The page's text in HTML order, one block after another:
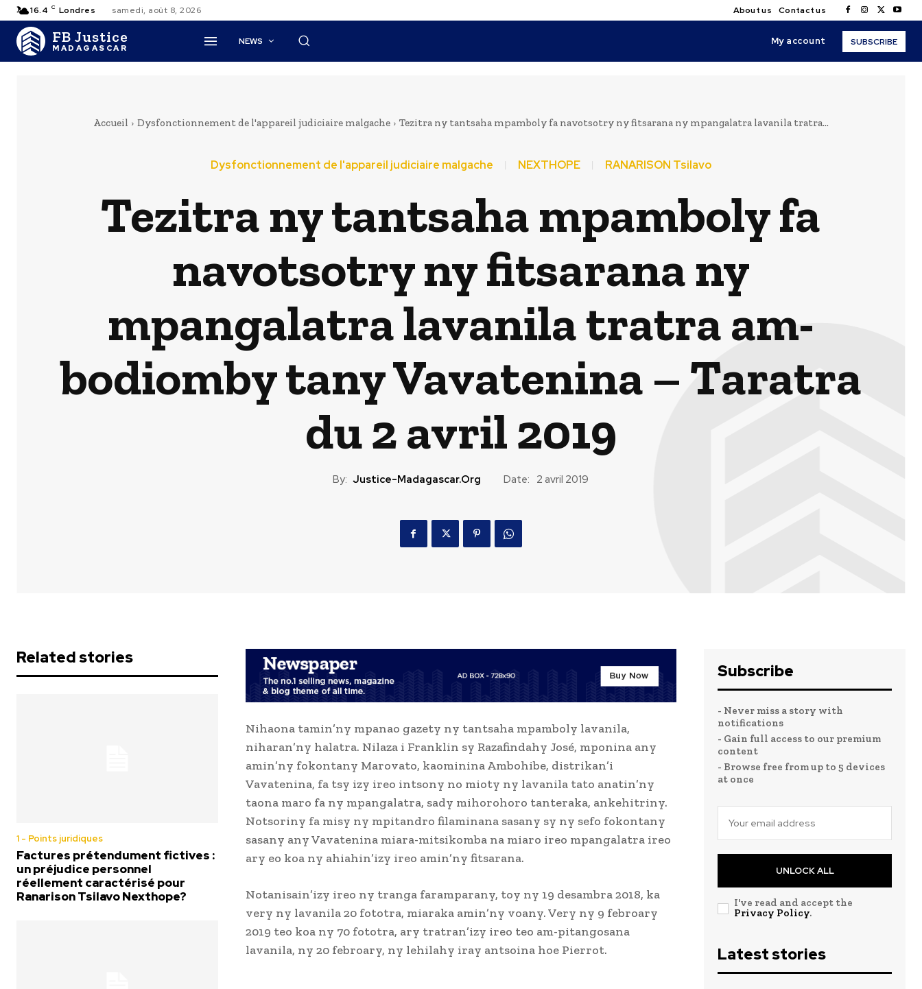
16.4 C Londres samedi, août 8, 2026 About us Contact us
FB Justice
MADAGASCAR
NEWS My account SUBSCRIBE
Accueil Dysfonctionnement de l'appareil judiciaire malgache Tezitra ny tantsaha mpamboly fa navotsotry ny fitsarana ny mpangalatra lavanila tratra...
Dysfonctionnement de l'appareil judiciaire malgache NEXTHOPE RANARISON Tsilavo
Tezitra ny tantsaha mpamboly fa
navotsotry ny fitsarana ny
mpangalatra lavanila tratra am-
bodiomby tany Vavatenina – Taratra
du 2 avril 2019
By: Justice-Madagascar.org Date: 2 avril 2019
Related stories
1 - Points juridiques
Factures prétendument fictives :
un préjudice personnel
réellement caractérisé pour
Ranarison Tsilavo Nexthope?
Nihaona tamin’ny mpanao gazety ny tantsaha mpamboly lavanila,
niharan’ny halatra. Nilaza i Franklin sy Razafindahy José, mponina any
amin’ny fokontany Marovato, kaominina Ambohibe, distrikan’i
Vavatenina, fa tsy izy ireo intsony no mioty ny lavanila tato anatin’ny
taona maro fa ny mpangalatra, sady mihorohoro tanteraka, ankehitriny.
Notsoriny fa misy ny mpitandro filaminana sasany sy ny sefo fokontany
sasany any Vavatenina miara-mitsikomba na miaro ireo mpangalatra ireo
ary eo koa ny ahiahin’izy ireo amin’ny fitsarana.
Notanisain’izy ireo ny tranga faramparany, toy ny 19 desambra 2018, ka
very ny lavanila 20 fototra, miaraka amin’ny voany. Very ny 9 febroary
2019 teo koa ny 70 fototra, ary tratran’izy ireo teo am-pitangosana
lavanila, ny 20 febroary, ny lehilahy iray antsoina hoe Pierrot.
Subscribe
- Never miss a story with
notifications
- Gain full access to our premium
content
- Browse free from up to 5 devices
at once
UNLOCK ALL
I've read and accept the
Privacy Policy.
Latest stories